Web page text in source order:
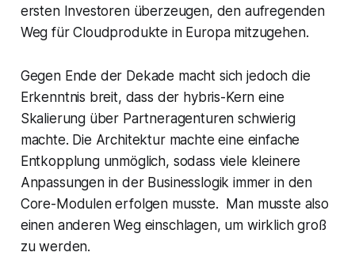
ersten Investoren überzeugen, den aufregenden
Weg für Cloudprodukte in Europa mitzugehen.
Gegen Ende der Dekade macht sich jedoch die
Erkenntnis breit, dass der hybris-Kern eine
Skalierung über Partneragenturen schwierig
machte. Die Architektur machte eine einfache
Entkopplung unmöglich, sodass viele kleinere
Anpassungen in der Businesslogik immer in den
Core-Modulen erfolgen musste. Man musste also
einen anderen Weg einschlagen, um wirklich groß
zu werden.